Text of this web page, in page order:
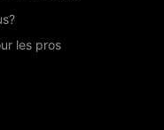
les pros